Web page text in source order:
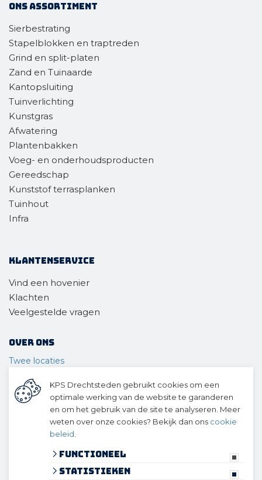
Ons assortiment
Sierbestrating
Stapelblokken en traptreden
Grind en split-platen
Zand en Tuinaarde
Kantopsluiting
Tuinverlichting
Kunstgras
Afwatering
Plantenbakken
Voeg- en onderhoudsproducten
Gereedschap
Kunststof terrasplanken
Tuinhout
Infra
Klantenservice
Vind een hovenier
Klachten
Veelgestelde vragen
Over ons
Twee locaties
Ons materieel
Ons team
Geschiedenis
algemene voorwaarden
privacy verklaring
KPS Drechtsteden gebruikt cookies om een
optimale werking van de website te garanderen
en om het gebruik van de site te analyseren. Meer
weten over onze cookies? Bekijk dan ons cookie
beleid
Functioneel
Statistieken